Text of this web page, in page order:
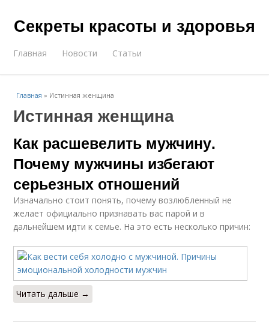
Секреты красоты и здоровья
Главная Новости Статьи
Главная » Истинная женщина
Истинная женщина
Как расшевелить мужчину.
Почему мужчины избегают
серьезных отношений
Изначально стоит понять, почему возлюбленный не
желает официально признавать вас парой и в
дальнейшем идти к семье. На это есть несколько причин:
Читать дальше →